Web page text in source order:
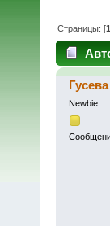
Страницы: [
Newbie